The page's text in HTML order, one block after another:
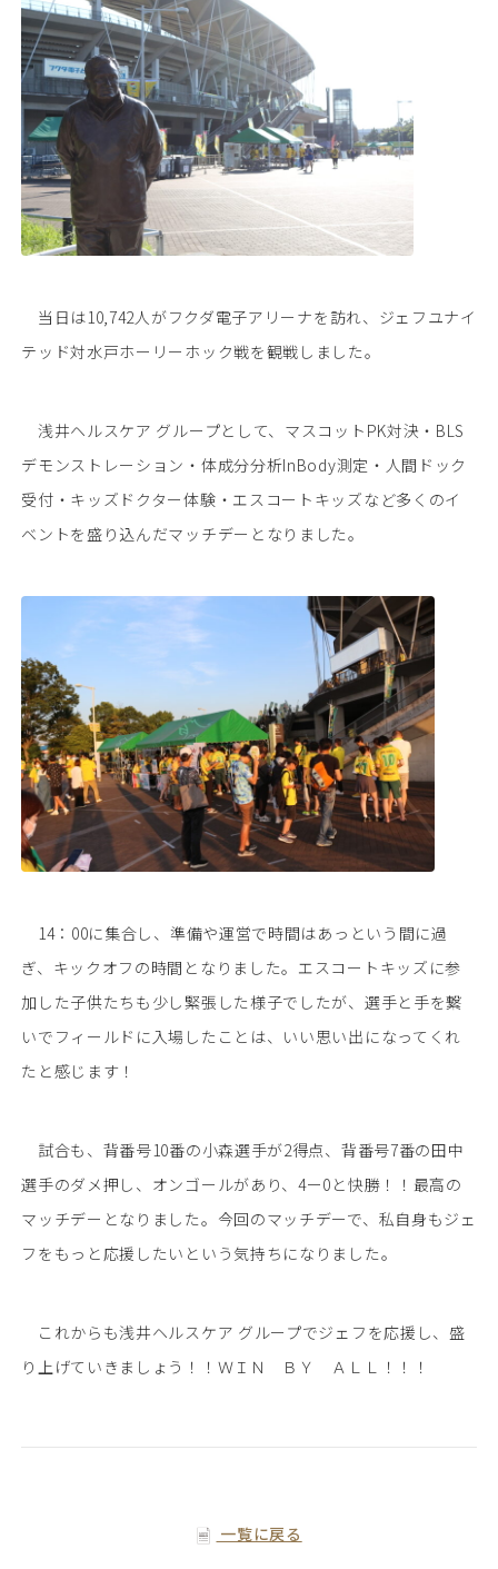
当日は10,742人がフクダ電子アリーナを訪れ、ジェフユナイ
テッド対水戸ホーリーホック戦を観戦しました。
浅井ヘルスケア グループとして、マスコットPK対決・BLS
デモンストレーション・体成分分析InBody測定・人間ドック
受付・キッズドクター体験・エスコートキッズなど多くのイ
ベントを盛り込んだマッチデーとなりました。
14：00に集合し、準備や運営で時間はあっという間に過
ぎ、キックオフの時間となりました。エスコートキッズに参
加した子供たちも少し緊張した様子でしたが、選手と手を繋
いでフィールドに入場したことは、いい思い出になってくれ
たと感じます！
試合も、背番号10番の小森選手が2得点、背番号7番の田中
選手のダメ押し、オンゴールがあり、4ー0と快勝！！最高の
マッチデーとなりました。今回のマッチデーで、私自身もジェ
フをもっと応援したいという気持ちになりました。
これからも浅井ヘルスケア グループでジェフを応援し、盛
り上げていきましょう！！ＷＩＮ ＢＹ ＡＬＬ！！！
一覧に戻る